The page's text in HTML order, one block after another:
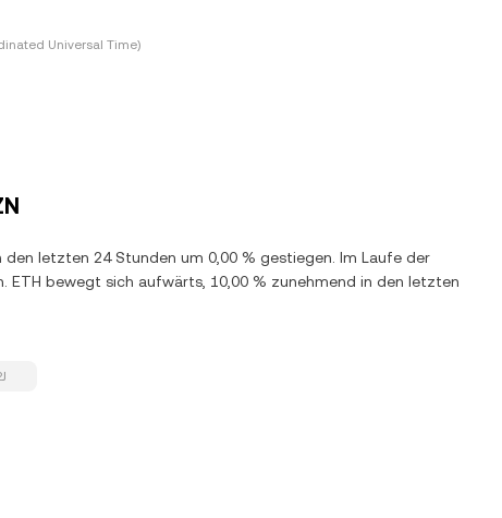
Universal Time)
letzten 24 Stunden um 0,00 % gestiegen. Im Laufe der
ETH bewegt sich aufwärts, 10,00 % zunehmend in den letzten